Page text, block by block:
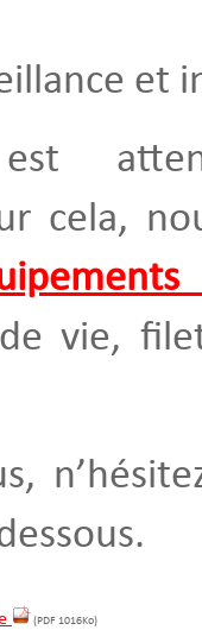
et
est
cela,
vie,
(PDF 1016Ko)